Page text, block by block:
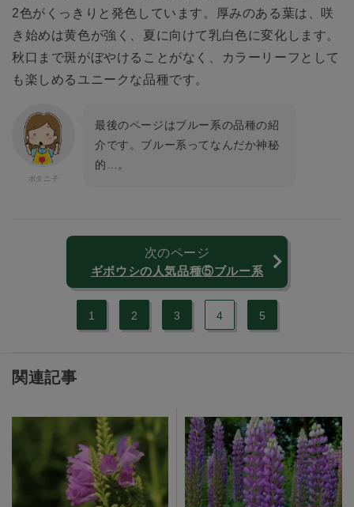
2色がくっきりと発色しています。厚みのある葉は、咲
き始めは黄色が強く、夏に向けて乳白色に変化します。
秋口まで斑がぼやけることがなく、カラーリーフとして
も楽しめるユニークな品種です。
最後のページはブルー系の品種の紹
介です。ブルー系ってなんだか神秘
的…。
次のページ
ギボウシの人気品種⑤ブルー系
1 2 3 4 5
関連記事